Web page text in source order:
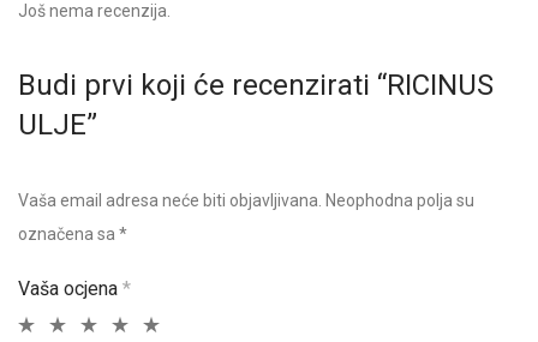
Još nema recenzija.
Budi prvi koji će recenzirati “RICINUS
ULJE”
Vaša email adresa neće biti objavljivana. Neophodna polja su
označena sa *
Vaša ocjena *